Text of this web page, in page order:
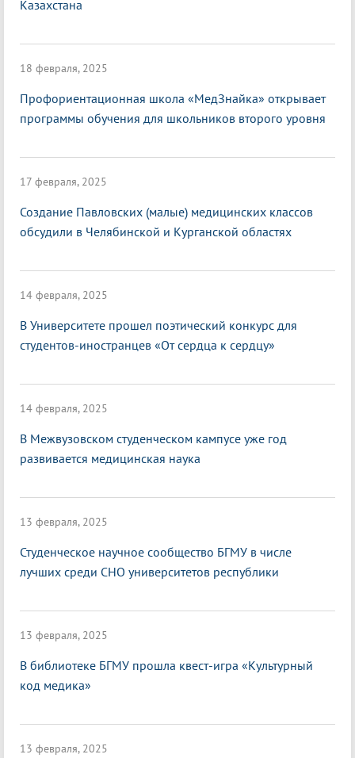
Казахстана
18 февраля, 2025
Профориентационная школа «МедЗнайка» открывает
программы обучения для школьников второго уровня
17 февраля, 2025
Создание Павловских (малые) медицинских классов
обсудили в Челябинской и Курганской областях
14 февраля, 2025
В Университете прошел поэтический конкурс для
студентов-иностранцев «От сердца к сердцу»
14 февраля, 2025
В Межвузовском студенческом кампусе уже год
развивается медицинская наука
13 февраля, 2025
Студенческое научное сообщество БГМУ в числе
лучших среди СНО университетов республики
13 февраля, 2025
В библиотеке БГМУ прошла квест-игра «Культурный
код медика»
13 февраля, 2025